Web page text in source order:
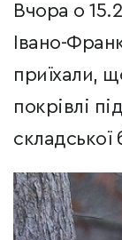
Вчора о
Івано-
приїхали,
покрівлі
складської